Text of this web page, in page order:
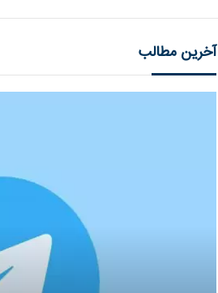
دانلود بازی GTA IV برای کامپیوتر: جی تی ای 4
11 حقیقت باورنکردنی درباره‌ی بازی Darkwood
بهترین بازی‌های کودکانه اندروید
بهترین فیلم‌های دلهره آور که به
آخرین مطالب